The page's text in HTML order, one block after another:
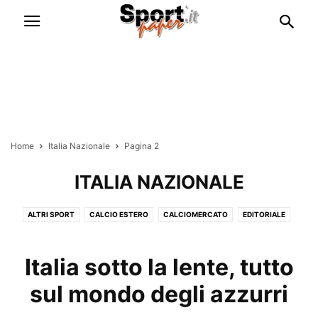
Home Italia Nazionale Pagina 2
ITALIA NAZIONALE
ALTRI SPORT CALCIO ESTERO CALCIOMERCATO EDITORIALE
Italia sotto la lente, tutto
sul mondo degli azzurri